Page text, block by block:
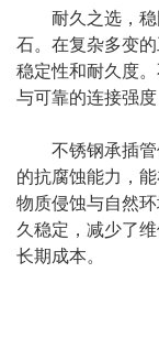
耐久之选，
石。在复杂多变
稳定性和耐久度。
与可靠的连接强
不锈钢承插
的抗腐蚀能力，
物质侵蚀与自然
久稳定，减少了
长期成本。